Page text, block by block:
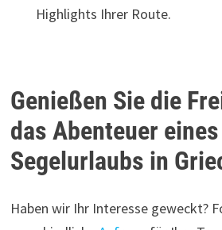
Highlights Ihrer Route.
Genießen Sie die
das Abenteuer eines
Segelurlaubs in
Haben wir Ihr Interesse geweckt?